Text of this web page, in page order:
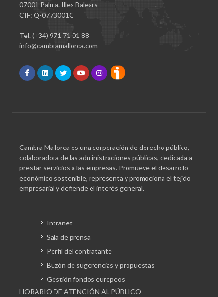
07001 Palma. Illes Balears
CIF: Q-0773001C
Tel. (+34) 971 71 01 88
info@cambramallorca.com
Cambra Mallorca es una corporación de derecho público,
colaboradora de las administraciones públicas, dedicada a
prestar servicios a las empresas. Promueve el desarrollo
económico sostenible, representa y promociona el tejido
empresarial y defiende el interés general.
Intranet
Sala de prensa
Perfil del contratante
Buzón de sugerencias y propuestas
Gestión fondos europeos
HORARIO DE ATENCIÓN AL PÚBLICO